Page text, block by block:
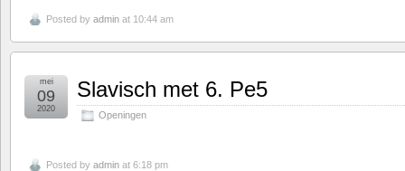
Posted by admin at 10:44 am
Slavisch met 6. Pe5
Openingen
mei
09
2020
Posted by admin at 6:18 pm